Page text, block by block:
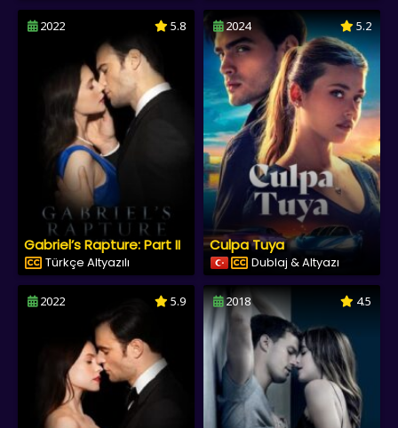
2022 5.8
Gabriel’s Rapture: Part II
Türkçe Altyazılı
2024 5.2
Culpa Tuya
Dublaj & Altyazı
2022 5.9 2018 4.5